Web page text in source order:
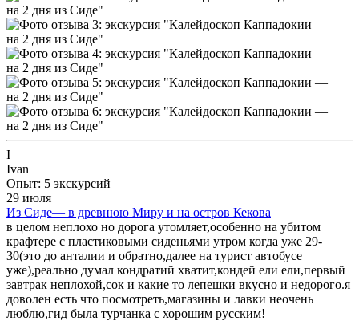
I
Ivan
Опыт: 5 экскурсий
29 июля
Из Сиде— в древнюю Миру и на остров Кекова
в целом неплохо но дорога утомляет,особенно на убитом
крафтере с пластиковыми сиденьями утром когда уже 29-
30(это до анталии и обратно,далее на турист автобусе
уже),реально думал кондратий хватит,кондей ели ели,первый
завтрак неплохой,сок и какие то лепешки вкусно и недорого.я
доволен есть что посмотреть,магазины и лавки неочень
люблю,гид была турчанка с хорошим русским!